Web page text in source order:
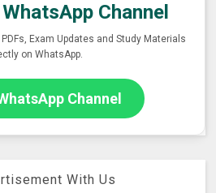
Channel
Exam Updates and Study Materials
on WhatsApp.
Channel
With Us